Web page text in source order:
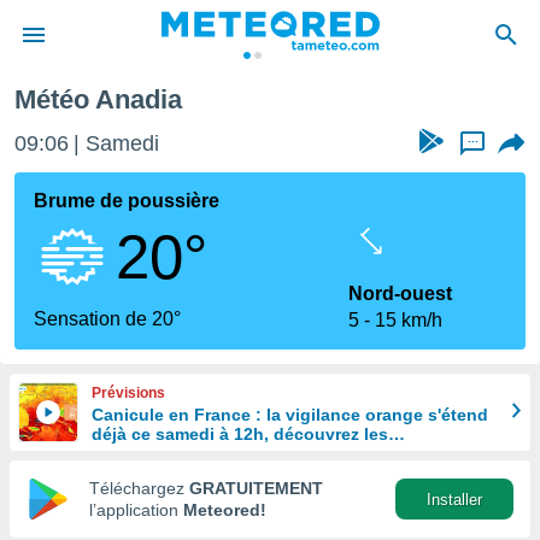
de
en
Météo Anadia
09:06 Samedi ...
Brume de poussière
20°
Sensation de 20°
Nord-ouest
5
15 km/h
Prévisions
Canicule en France : la vigilance orange s'étend
déjà ce samedi à 12h, découvrez les
Téléchargez GRATUITEMENT
l’application Meteored!
Installer